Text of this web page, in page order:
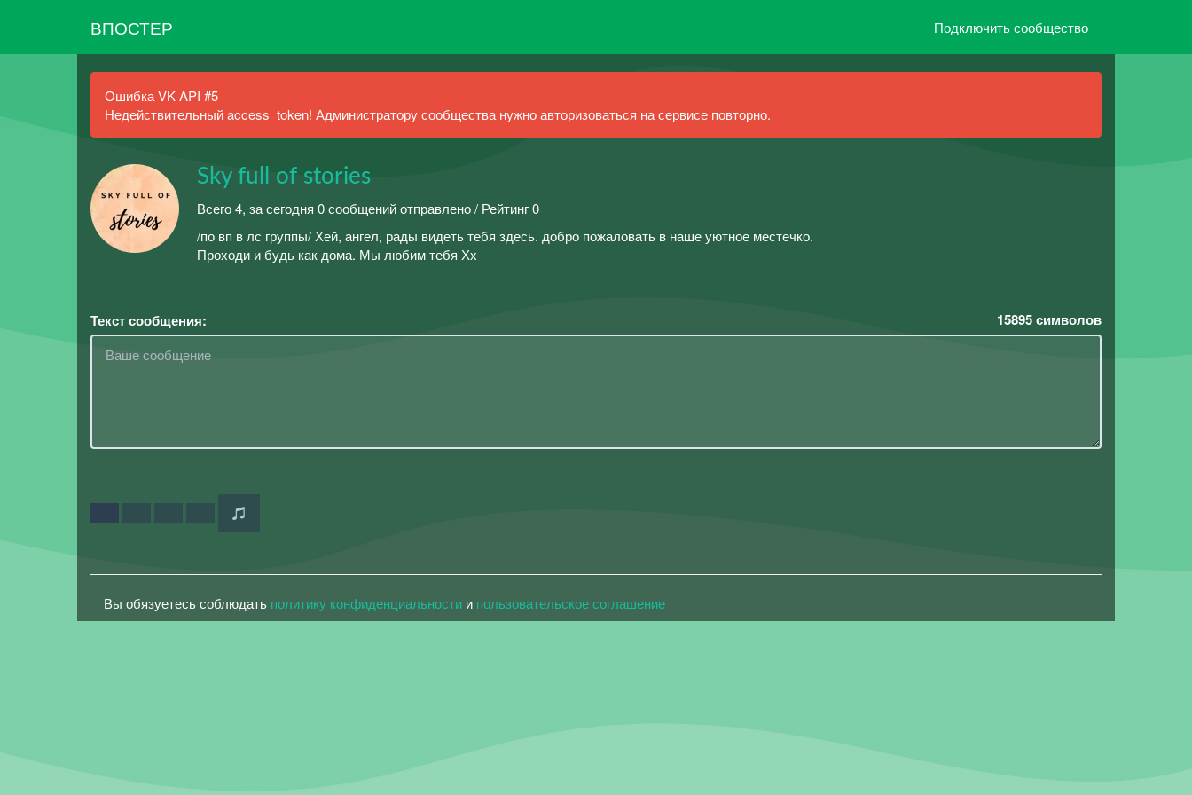
ВПОСТЕР Подключить сообщество
Ошибка VK API #5
Недействительный access_token! Администратору сообщества нужно авторизоваться на сервисе повторно.
Sky full of stories
Всего 4, за сегодня 0 сообщений отправлено / Рейтинг 0
/по вп в лс группы/ Хей, ангел, рады видеть тебя здесь. добро пожаловать в наше уютное местечко.
Проходи и будь как дома. Мы любим тебя Хх
Текст сообщения: 15895символов
Вы обязуетесь соблюдать политику конфиденциальности и пользовательское соглашение